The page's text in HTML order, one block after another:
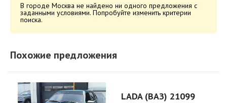
В городе Москва не найдено ни одного предложения с
заданными условиями. Попробуйте изменить критерии
поиска.
Похожие предложения
LADA (ВАЗ) 21099